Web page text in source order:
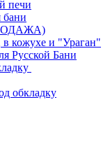
печи
бани
в кожухе и "Ураган"
Русской Бани
обкладку